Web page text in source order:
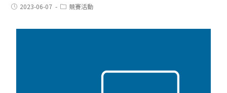
2023-06-07 競賽活動